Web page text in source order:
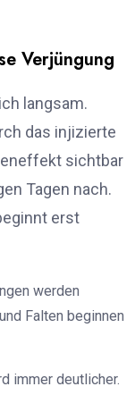
Verjüngung
langsam.
das injizierte
sichtbar
Tagen nach.
erst
werden
Falten beginnen
immer deutlicher.